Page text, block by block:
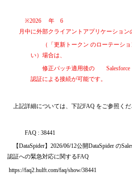
※2026 年
6
月中に外部クライアントアプリケーショ
（「更新トークン のローテーシ
い）場合は、
修正パッチ適用後の
Salesforce
認証による接続が可能です。
上記詳細については、下記FAQ をご参照くだ
FAQ : 38441
【DataSpider】 2026/06/12公開DataSpider の
認証への緊急対応に関するFAQ
https://faq2.hulft.com/faq/show/38441